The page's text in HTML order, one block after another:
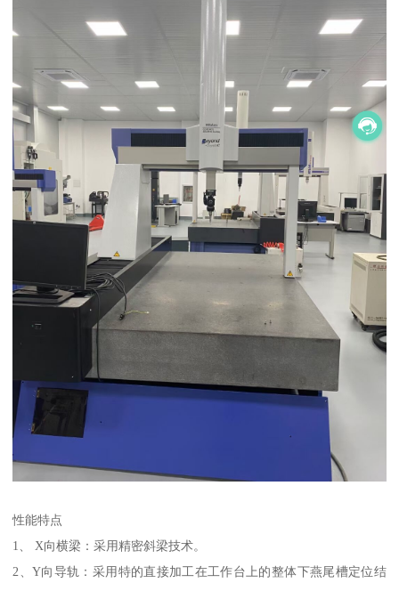
性能特点
1、 X向横梁：采用精密斜梁技术。
2、Y向导轨：采用特的直接加工在工作台上的整体下燕尾槽定位结